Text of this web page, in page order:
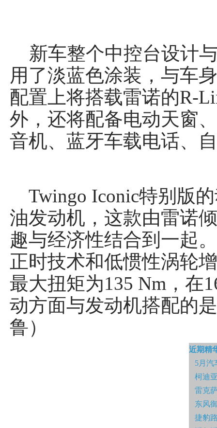
新车整个中控台设计
用了淡蓝色涂装，与车
配置上将搭载雷诺的R-
外，还将配备电动天窗
音机、蓝牙车载电话、
Twingo Iconic特别版
油发动机，这款由雷诺
趣与经济性结合到一起
正时技术和低惯性涡轮
最大扭矩为135 Nm，在
动方面与发动机搭配的
鲁）
近期精
5月汽
柯迪
雷克
东风
捷豹